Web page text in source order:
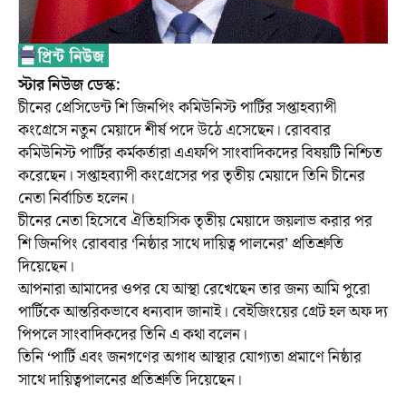
স্টার নিউজ ডেস্ক:
চীনের প্রেসিডেন্ট শি জিনপিং কমিউনিস্ট পার্টির সপ্তাহব্যাপী
কংগ্রেসে নতুন মেয়াদে শীর্ষ পদে উঠে এসেছেন। রোববার
কমিউনিস্ট পার্টির কর্মকর্তারা এএফপি সাংবাদিকদের বিষয়টি নিশ্চিত
করেছেন। সপ্তাহব্যাপী কংগ্রেসের পর তৃতীয় মেয়াদে তিনি চীনের
নেতা নির্বাচিত হলেন।
চীনের নেতা হিসেবে ঐতিহাসিক তৃতীয় মেয়াদে জয়লাভ করার পর
শি জিনপিং রোববার ‘নিষ্ঠার সাথে দায়িত্ব পালনের’ প্রতিশ্রুতি
দিয়েছেন।
আপনারা আমাদের ওপর যে আস্থা রেখেছেন তার জন্য আমি পুরো
পার্টিকে আন্তরিকভাবে ধন্যবাদ জানাই। বেইজিংয়ের গ্রেট হল অফ দ্য
পিপলে সাংবাদিকদের তিনি এ কথা বলেন।
তিনি ‘পার্টি এবং জনগণের অগাধ আস্থার যোগ্যতা প্রমাণে নিষ্ঠার
সাথে দায়িত্বপালনের প্রতিশ্রুতি দিয়েছেন।